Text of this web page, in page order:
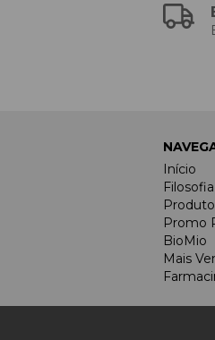
Início
Filosofia
Promo
BioMio
Mais